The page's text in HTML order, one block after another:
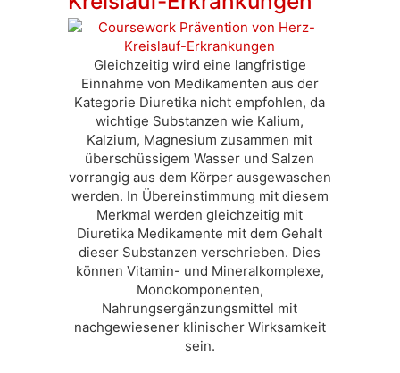
Gleichzeitig wird eine langfristige
Einnahme von Medikamenten aus der
Kategorie Diuretika nicht empfohlen, da
wichtige Substanzen wie Kalium,
Kalzium, Magnesium zusammen mit
überschüssigem Wasser und Salzen
vorrangig aus dem Körper ausgewaschen
werden. In Übereinstimmung mit diesem
Merkmal werden gleichzeitig mit
Diuretika Medikamente mit dem Gehalt
dieser Substanzen verschrieben. Dies
können Vitamin- und Mineralkomplexe,
Monokomponenten,
Nahrungsergänzungsmittel mit
nachgewiesener klinischer Wirksamkeit
sein.